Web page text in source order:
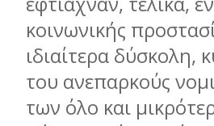
κοινωνικής
ιδιαίτερα δύσκολη,
του ανεπαρκούς
των όλο και